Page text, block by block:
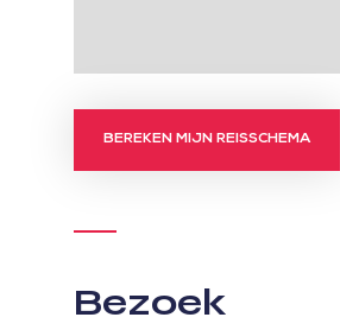
BEREKEN MIJN REISSCHEMA
Bezoek